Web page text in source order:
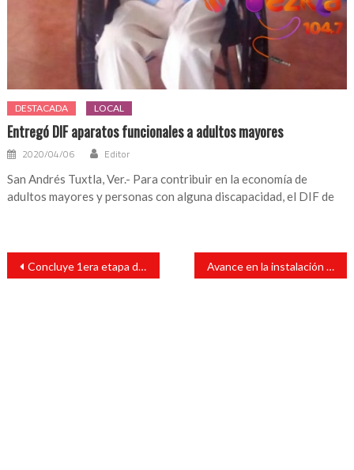
DESTACADA LOCAL
Entregó DIF aparatos funcionales a adultos mayores
2020/04/06 Editor
San Andrés Tuxtla, Ver.- Para contribuir en la economía de
adultos mayores y personas con alguna discapacidad, el DIF de
Navegación
entradas
Concluye 1era etapa del nuevo alumbrado público de la calle principal en la comunidad de Sontecomapan Avance en la instalación de más de 114 luminarias con tecnología LED en Cabada